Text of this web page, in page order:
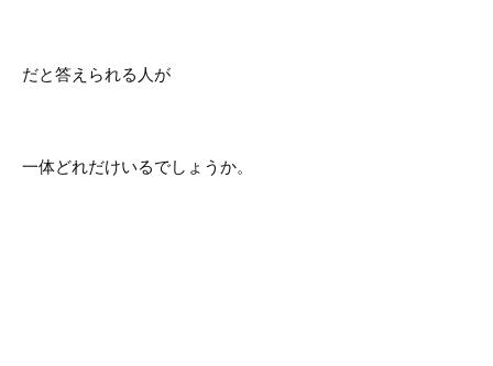
だと答えられる人が
一体どれだけいるでしょうか。